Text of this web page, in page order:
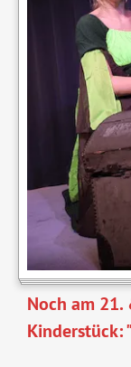
Noch am
Kinderstück: